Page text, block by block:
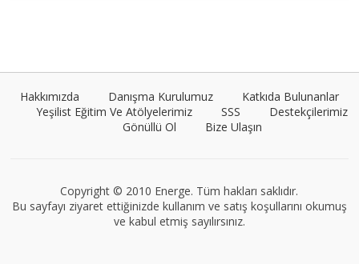
Hakkımızda Danışma Kurulumuz
Katkıda Bulunanlar
Yeşilist Eğitim Ve Atölyelerimiz
SSS
Destekçilerimiz
Gönüllü Ol
Bize Ulaşın
Copyright © 2010 Energe. Tüm hakları saklıdır.
Bu sayfayı ziyaret ettiğinizde kullanım ve satış koşullarını okumuş
ve kabul etmiş sayılırsınız.